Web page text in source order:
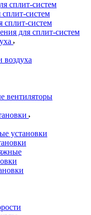
сплит-систем
систем
сплит-систем
для сплит-систем
воздуха
вентиляторы
установки